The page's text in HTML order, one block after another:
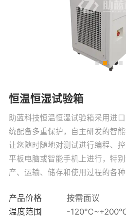
恒温恒湿试验箱
助蓝科技恒温恒湿试验箱采用进
统配备多重保护，自主研发的智
让您随时随地对测试进行编程、
平板电脑或智能手机上进行，特
产、运输、储存和使用过程的各
产品价格
按需面议
温度范围
-